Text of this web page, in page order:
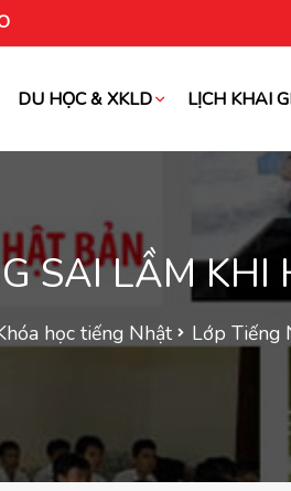
DU HỌC & XKLD LỊCH KHAI
SAI LẦM KHI
học tiếng Nhật Lớp Tiếng